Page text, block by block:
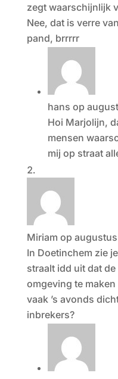
zegt waarschijnlijk
Nee, dat is verre
pand, brrrrr
hans op
Hoi Marjolijn,
mensen
mij op straat
Miriam op
In Doetinchem zie
straalt idd uit dat
omgeving te
vaak ’s avonds
inbrekers?